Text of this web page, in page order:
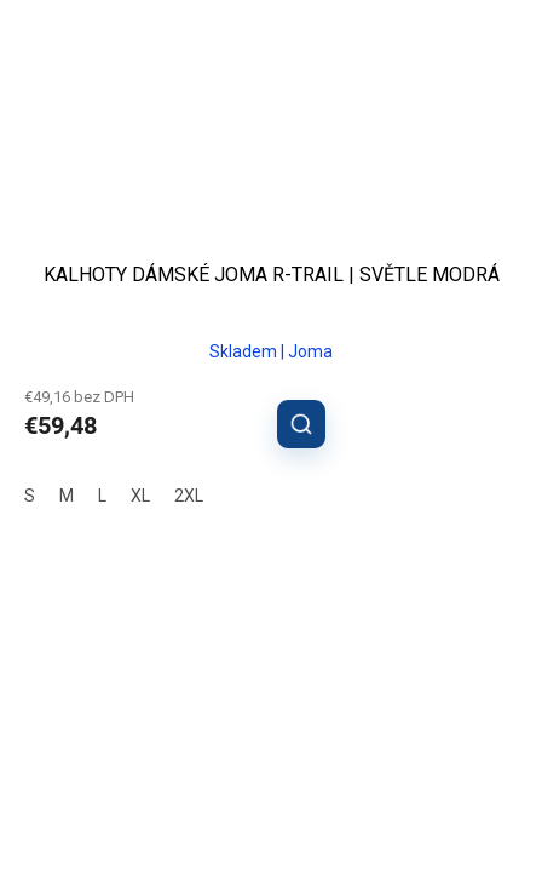
KALHOTY DÁMSKÉ JOMA R-TRAIL | SVĚTLE MODRÁ
Skladem | Joma
€49,16 bez DPH
€59,48
S M XL 2XL